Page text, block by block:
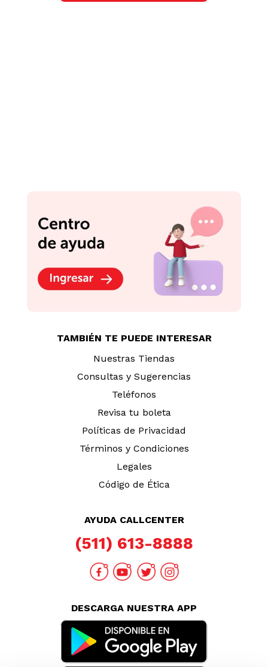
TAMBIÉN TE PUEDE INTERESAR
Nuestras Tiendas
Consultas y Sugerencias
Teléfonos
Revisa tu boleta
Políticas de Privacidad
Términos y Condiciones
Legales
Código de Ética
AYUDA CALLCENTER
(511) 613-8888
DESCARGA NUESTRA APP